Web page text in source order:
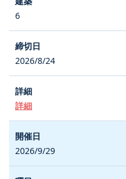
6
2026/8/24
詳細
2026/9/29